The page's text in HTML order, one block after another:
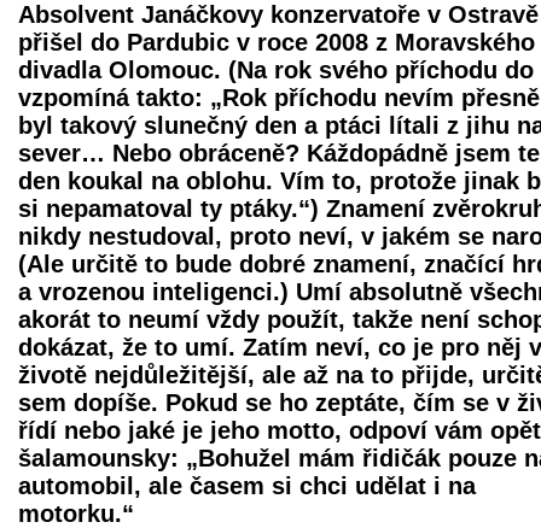
Absolvent Janáčkovy konzervatoře v Ostravě
přišel do Pardubic v roce 2008 z Moravského
divadla Olomouc. (Na rok svého příchodu do
vzpomíná takto: „Rok příchodu nevím
byl takový slunečný den a ptáci lítali z jihu
sever… Nebo obráceně? Káždopádně jsem
den koukal na oblohu. Vím to, protože jinak
si nepamatoval ty ptáky.“) Znamení
nikdy nestudoval, proto neví, v jakém se
(Ale určitě to bude dobré znamení, značící
a vrozenou inteligenci.) Umí absolutně
akorát to neumí vždy použít, takže není
dokázat, že to umí. Zatím neví, co je pro něj v
životě nejdůležitější, ale až na to přijde,
sem dopíše. Pokud se ho zeptáte, čím se v
řídí nebo jaké je jeho motto, odpoví vám opět
šalamounsky: „Bohužel mám řidičák pouze
automobil, ale časem si chci udělat i na
motorku.“